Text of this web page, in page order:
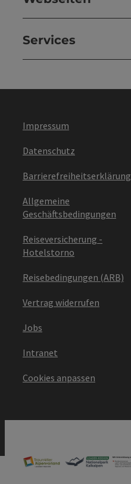
Services
Impressum
Datenschutz
Barrierefreiheitserklärung
Allgemeine
Geschäftsbedingungen
Reiseversicherung -
Hotelstorno
Reisebedingungen (ARB)
Vertrag widerrufen
Jobs
Intranet
Cookies anpassen